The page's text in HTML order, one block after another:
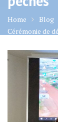
Home Blog
Cérémonie de
pêche »